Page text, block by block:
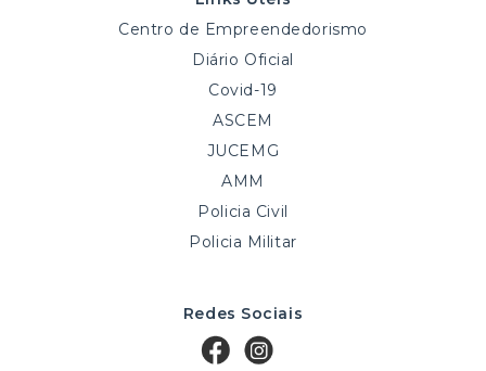
Centro de Empreendedorismo
Diário Oficial
Covid-19
ASCEM
JUCEMG
AMM
Policia Civil
Policia Militar
Redes Sociais